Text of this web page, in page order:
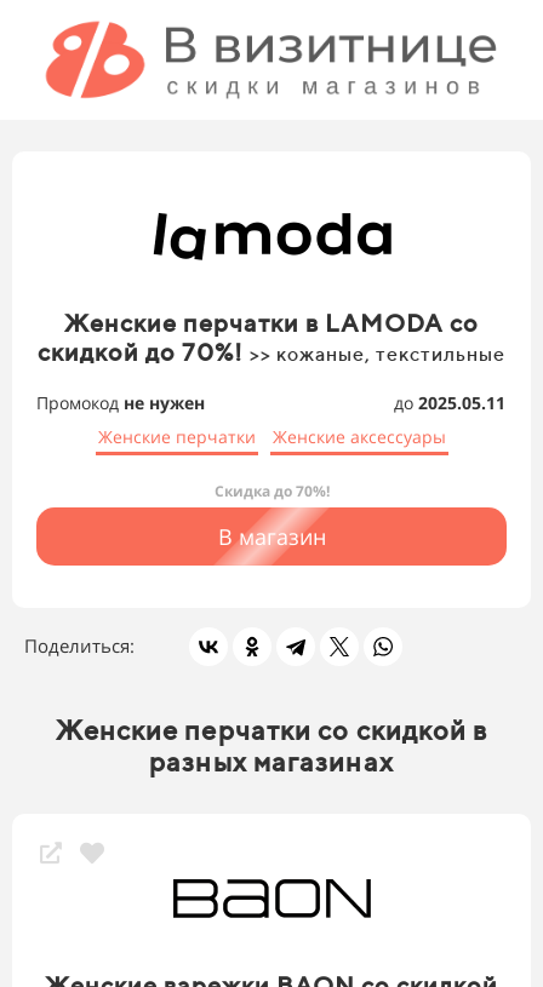
Женские перчатки в LAMODA со
скидкой до 70%! >> кожаные, текстильные
Промокод не нужен до 2025.05.11
Женские перчатки
Женские аксессуары
Скидка до 70%!
В магазин
Поделиться:
Женские перчатки со скидкой в
разных магазинах